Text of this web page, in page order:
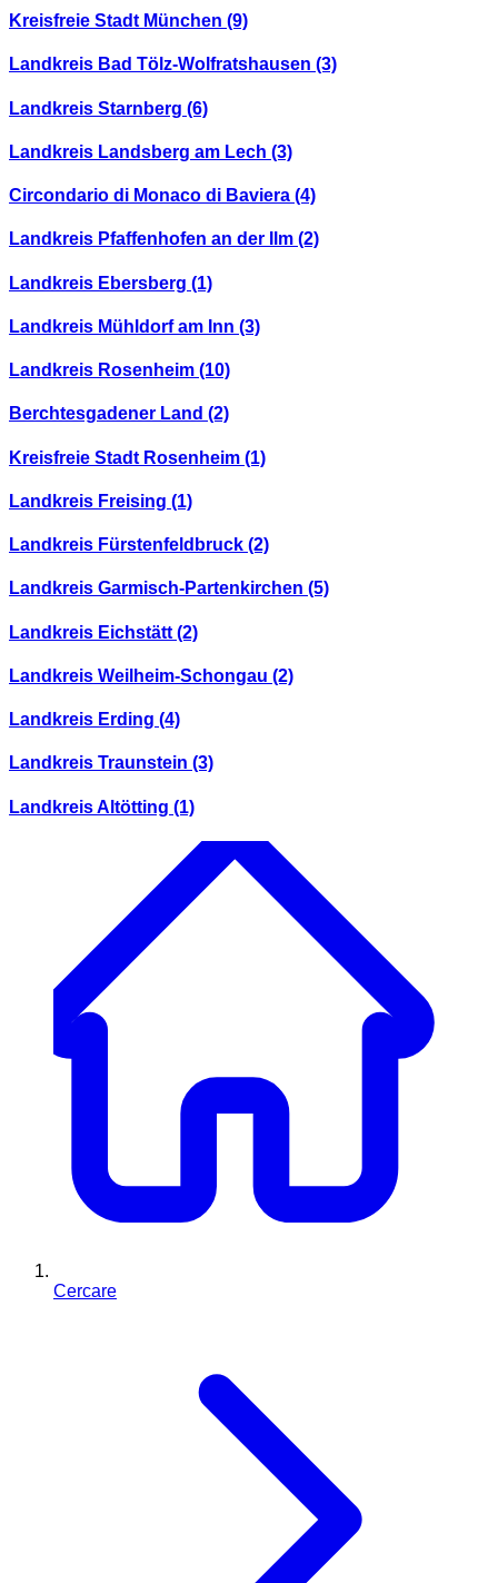
Kreisfreie Stadt München (9)
Landkreis Bad Tölz-Wolfratshausen (3)
Landkreis Starnberg (6)
Landkreis Landsberg am Lech (3)
Circondario di Monaco di Baviera (4)
Landkreis Pfaffenhofen an der Ilm (2)
Landkreis Ebersberg (1)
Landkreis Mühldorf am Inn (3)
Landkreis Rosenheim (10)
Berchtesgadener Land (2)
Kreisfreie Stadt Rosenheim (1)
Landkreis Freising (1)
Landkreis Fürstenfeldbruck (2)
Landkreis Garmisch-Partenkirchen (5)
Landkreis Eichstätt (2)
Landkreis Weilheim-Schongau (2)
Landkreis Erding (4)
Landkreis Traunstein (3)
Landkreis Altötting (1)
Cercare